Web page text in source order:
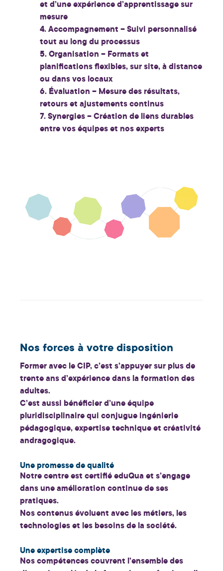
et d’une expérience d’apprentissage sur
mesure
4. Accompagnement – Suivi personnalisé
tout au long du processus
5. Organisation – Formats et
planifications flexibles, sur site, à distance
ou dans vos locaux
6. Évaluation – Mesure des résultats,
retours et ajustements continus
7. Synergies – Création de liens durables
entre vos équipes et nos experts
Nos forces à votre disposition
Former avec le CIP, c’est s’appuyer sur plus de
trente ans d’expérience dans la formation des
adultes.
C’est aussi bénéficier d’une équipe
pluridisciplinaire qui conjugue ingénierie
pédagogique, expertise technique et créativité
andragogique.
Une promesse de qualité
Notre centre est certifié eduQua et s’engage
dans une amélioration continue de ses
pratiques.
Nos contenus évoluent avec les métiers, les
technologies et les besoins de la société.
Une expertise complète
Nos compétences couvrent l’ensemble des